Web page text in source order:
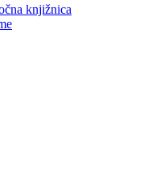
knjižnica